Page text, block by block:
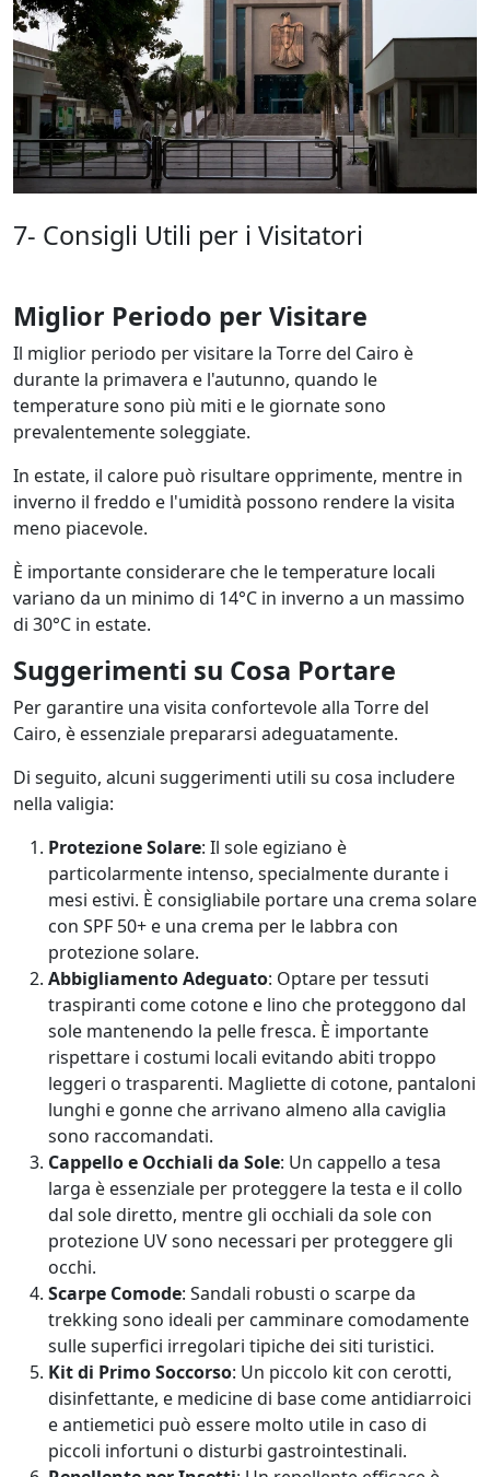
7- Consigli Utili per i Visitatori
Miglior Periodo per Visitare
Il miglior periodo per visitare la Torre del Cairo è
durante la primavera e l'autunno, quando le
temperature sono più miti e le giornate sono
prevalentemente soleggiate.
In estate, il calore può risultare opprimente, mentre in
inverno il freddo e l'umidità possono rendere la visita
meno piacevole.
È importante considerare che le temperature locali
variano da un minimo di 14°C in inverno a un massimo
di 30°C in estate.
Suggerimenti su Cosa Portare
Per garantire una visita confortevole alla Torre del
Cairo, è essenziale prepararsi adeguatamente.
Di seguito, alcuni suggerimenti utili su cosa includere
nella valigia:
Protezione Solare: Il sole egiziano è
particolarmente intenso, specialmente durante i
mesi estivi. È consigliabile portare una crema solare
con SPF 50+ e una crema per le labbra con
protezione solare.
Abbigliamento Adeguato: Optare per tessuti
traspiranti come cotone e lino che proteggono dal
sole mantenendo la pelle fresca. È importante
rispettare i costumi locali evitando abiti troppo
leggeri o trasparenti. Magliette di cotone, pantaloni
lunghi e gonne che arrivano almeno alla caviglia
sono raccomandati.
Cappello e Occhiali da Sole: Un cappello a tesa
larga è essenziale per proteggere la testa e il collo
dal sole diretto, mentre gli occhiali da sole con
protezione UV sono necessari per proteggere gli
occhi.
Scarpe Comode: Sandali robusti o scarpe da
trekking sono ideali per camminare comodamente
sulle superfici irregolari tipiche dei siti turistici.
Kit di Primo Soccorso: Un piccolo kit con cerotti,
disinfettante, e medicine di base come antidiarroici
e antiemetici può essere molto utile in caso di
piccoli infortuni o disturbi gastrointestinali.